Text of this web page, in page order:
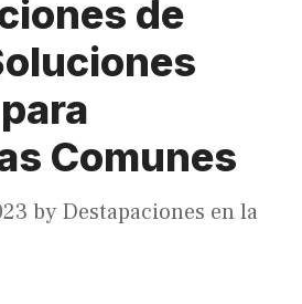
de
Comunes
by Destapaciones en la